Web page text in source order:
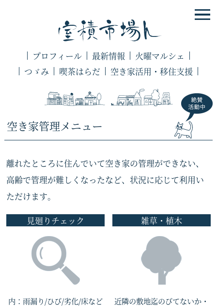
プロフィール 最新情報
火曜マルシェ
つゞみ
喫茶はらだ 空き家活用・移住支援
空き家管理メニュー
離れたところに住んでいて空き家の管理ができない、
高齢で管理が難しくなったなど、状況に応じて利用い
ただけます。
見廻りチェック
内：雨漏り/ひび/劣化/床など
雑草・植木
近隣の敷地迄のびてないか・